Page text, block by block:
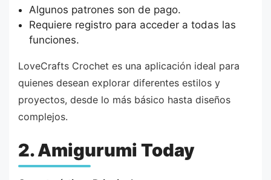
Algunos patrones son de pago.
Requiere registro para acceder a todas las
funciones.
LoveCrafts Crochet es una aplicación ideal para
quienes desean explorar diferentes estilos y
proyectos, desde lo más básico hasta diseños
complejos.
2. Amigurumi Today